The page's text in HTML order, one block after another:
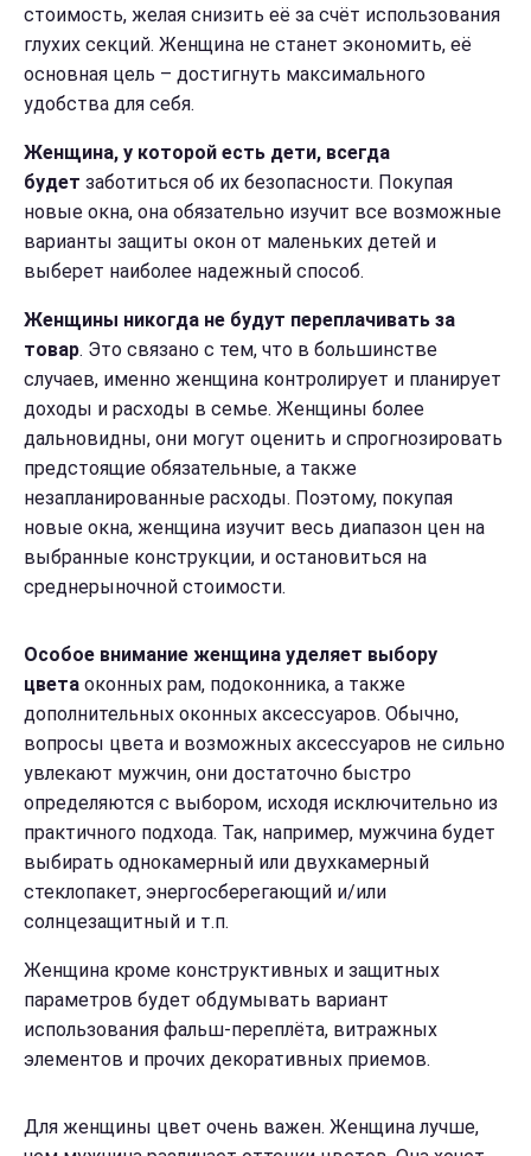
стоимость, желая снизить её за счёт использования
глухих секций. Женщина не станет экономить, её
основная цель – достигнуть максимального
удобства для себя.
Женщина, у которой есть дети, всегда
будет заботиться об их безопасности. Покупая
новые окна, она обязательно изучит все возможные
варианты защиты окон от маленьких детей и
выберет наиболее надежный способ.
Женщины никогда не будут переплачивать за
товар. Это связано с тем, что в большинстве
случаев, именно женщина контролирует и планирует
доходы и расходы в семье. Женщины более
дальновидны, они могут оценить и спрогнозировать
предстоящие обязательные, а также
незапланированные расходы. Поэтому, покупая
новые окна, женщина изучит весь диапазон цен на
выбранные конструкции, и остановиться на
среднерыночной стоимости.
Особое внимание женщина уделяет выбору
цвета оконных рам, подоконника, а также
дополнительных оконных аксессуаров. Обычно,
вопросы цвета и возможных аксессуаров не сильно
увлекают мужчин, они достаточно быстро
определяются с выбором, исходя исключительно из
практичного подхода. Так, например, мужчина будет
выбирать однокамерный или двухкамерный
стеклопакет, энергосберегающий и/или
солнцезащитный и т.п.
Женщина кроме конструктивных и защитных
параметров будет обдумывать вариант
использования фальш-переплёта, витражных
элементов и прочих декоративных приемов.
Для женщины цвет очень важен. Женщина лучше,